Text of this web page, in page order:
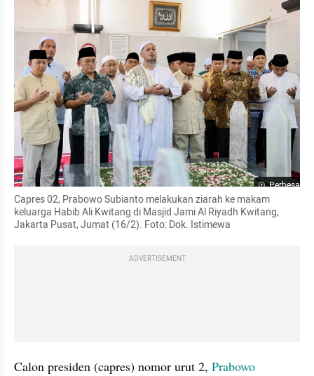
Perbesar
Capres 02, Prabowo Subianto melakukan ziarah ke makam
keluarga Habib Ali Kwitang di Masjid Jami Al Riyadh Kwitang,
Jakarta Pusat, Jumat (16/2). Foto: Dok. Istimewa
ADVERTISEMENT
Calon presiden (capres) nomor urut 2, Prabowo